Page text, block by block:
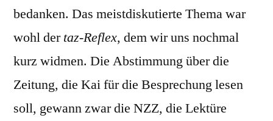
bedanken. Das meistdiskutierte Thema war
wohl dertaz-Reflex, dem wir uns nochmal
kurz widmen. Die Abstimmung über die
Zeitung, die Kai für die Besprechung lesen
soll, gewann zwar die NZZ, die Lektüre